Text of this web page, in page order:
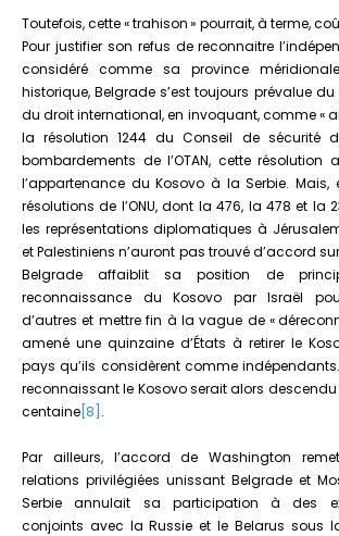
Toutefois, cette « trahison » pourrait, à terme,
Pour justifier son refus de reconnaitre
considéré comme sa province
historique, Belgrade s’est toujours prévalue
du droit international, en invoquant, comme «
la résolution 1244 du Conseil de sécurité
bombardements de l’OTAN, cette résolution
l’appartenance du Kosovo à la Serbie. Mais,
résolutions de l’ONU, dont la 476, la 478 et la
les représentations diplomatiques à
et Palestiniens n’auront pas trouvé d’accord
Belgrade affaiblit sa position de
reconnaissance du Kosovo par Israël
d’autres et mettre fin à la vague de «
amené une quinzaine d’États à retirer le
pays qu’ils considèrent comme indépendants.
reconnaissant le Kosovo serait alors
centaine [8] .
Par ailleurs, l’accord de Washington
relations privilégiées unissant Belgrade et
Serbie annulait sa participation à des
conjoints avec la Russie et le Belarus sous